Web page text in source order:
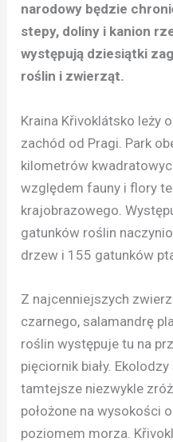
narodowy będzie
stepy, doliny i kanion
występują dziesiątki
roślin i zwierząt.
Kraina Křivoklátsko leży
zachód od Pragi. Park
kilometrów
względem fauny i flory
krajobrazowego.
gatunków roślin
drzew i 155 gatunków
Z najcenniejszych
czarnego, salamandrę
roślin występuje tu na
pięciornik biały.
tamtejsze niezwykle
położone na wysokości
poziomem morza.